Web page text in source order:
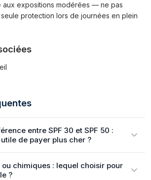
aux expositions modérées — ne pas
protection lors de journées en plein
entre SPF 30 et SPF 50 :
de payer plus cher ?
chimiques : lequel choisir pour
?